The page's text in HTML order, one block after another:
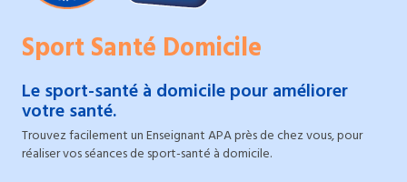
Sport Santé Domicile
Le sport-santé à domicile pour améliorer
votre santé.
Trouvez facilement un Enseignant APA près de chez vous, pour
réaliser vos séances de sport-santé à domicile.